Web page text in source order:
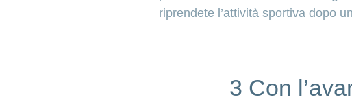
riprendete l’attività sportiva dopo
3 Con